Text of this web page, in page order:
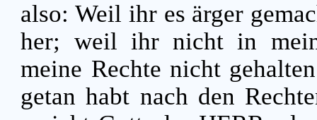
also: Weil ihr es ärger
her; weil ihr nicht in
meine Rechte nicht
getan habt nach den